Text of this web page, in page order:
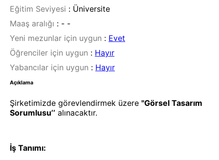
Eğitim Seviyesi : Üniversite
Maaş aralığı : - -
Yeni mezunlar için uygun : Evet
Öğrenciler için uygun : Hayır
Yabancılar için uygun : Hayır
Açıklama
Şirketimizde görevlendirmek üzere "Görsel Tasarım
Sorumlusu’’ alınacaktır.
İş Tanımı: